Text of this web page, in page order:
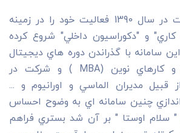
گروه معماري پايتخت در سال 1390 فعاليت خود را در زمينه
و "دکوراسيون داخلي" شروع کرده
سامانه با گذراندن دوره هاي ديجيتال
مارکتينگ و کسب و کارهاي نوين (MBA ) و شرکت در
قبيل مديران الماسي و اورانيوم و ...
چنين سامانه اي به وضوح احساس
" سلام اوستا " بر آن شد بستري فراهم